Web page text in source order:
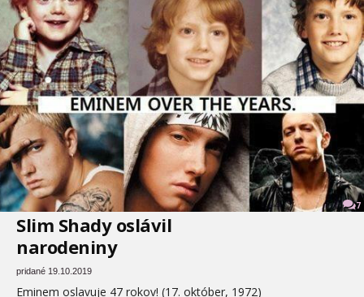
7
Slim Shady oslávil
narodeniny
pridané 19.10.2019
Eminem oslavuje 47 rokov! (17. október, 1972)